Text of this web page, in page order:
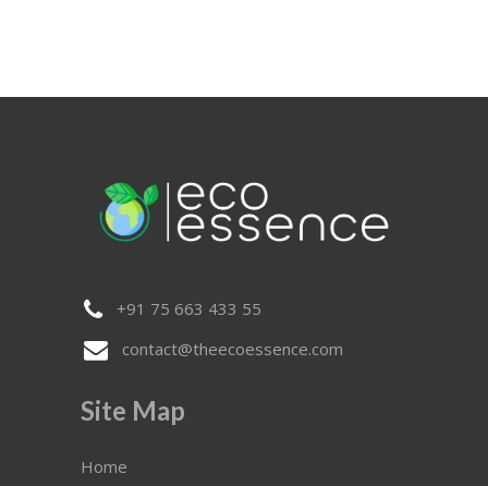
+91 75 663 433 55
contact@theecoessence.com
Site Map
Home